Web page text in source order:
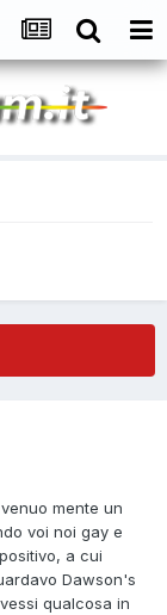
mente un
voi noi gay e
a cui
Dawson's
qualcosa in